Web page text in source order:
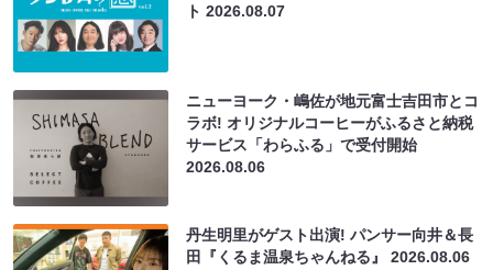
ト2026.08.07
ニューヨーク・嶋佐が地元富士吉田市とコ
ラボ! オリジナルコーヒーがふるさと納税
サービス「わらふる」で受付開始
2026.08.06
丹生明里がゲスト出演! パンサー向井＆長
田『くるま温泉ちゃんねる』2026.08.06